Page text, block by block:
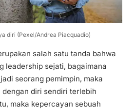
diri (Pexel/Andrea Piacquadio)
salah satu tanda bahwa
leadership sejati, bagaimana
seorang pemimpin, maka
diri sendiri terlebih
maka kepercayan sebuah